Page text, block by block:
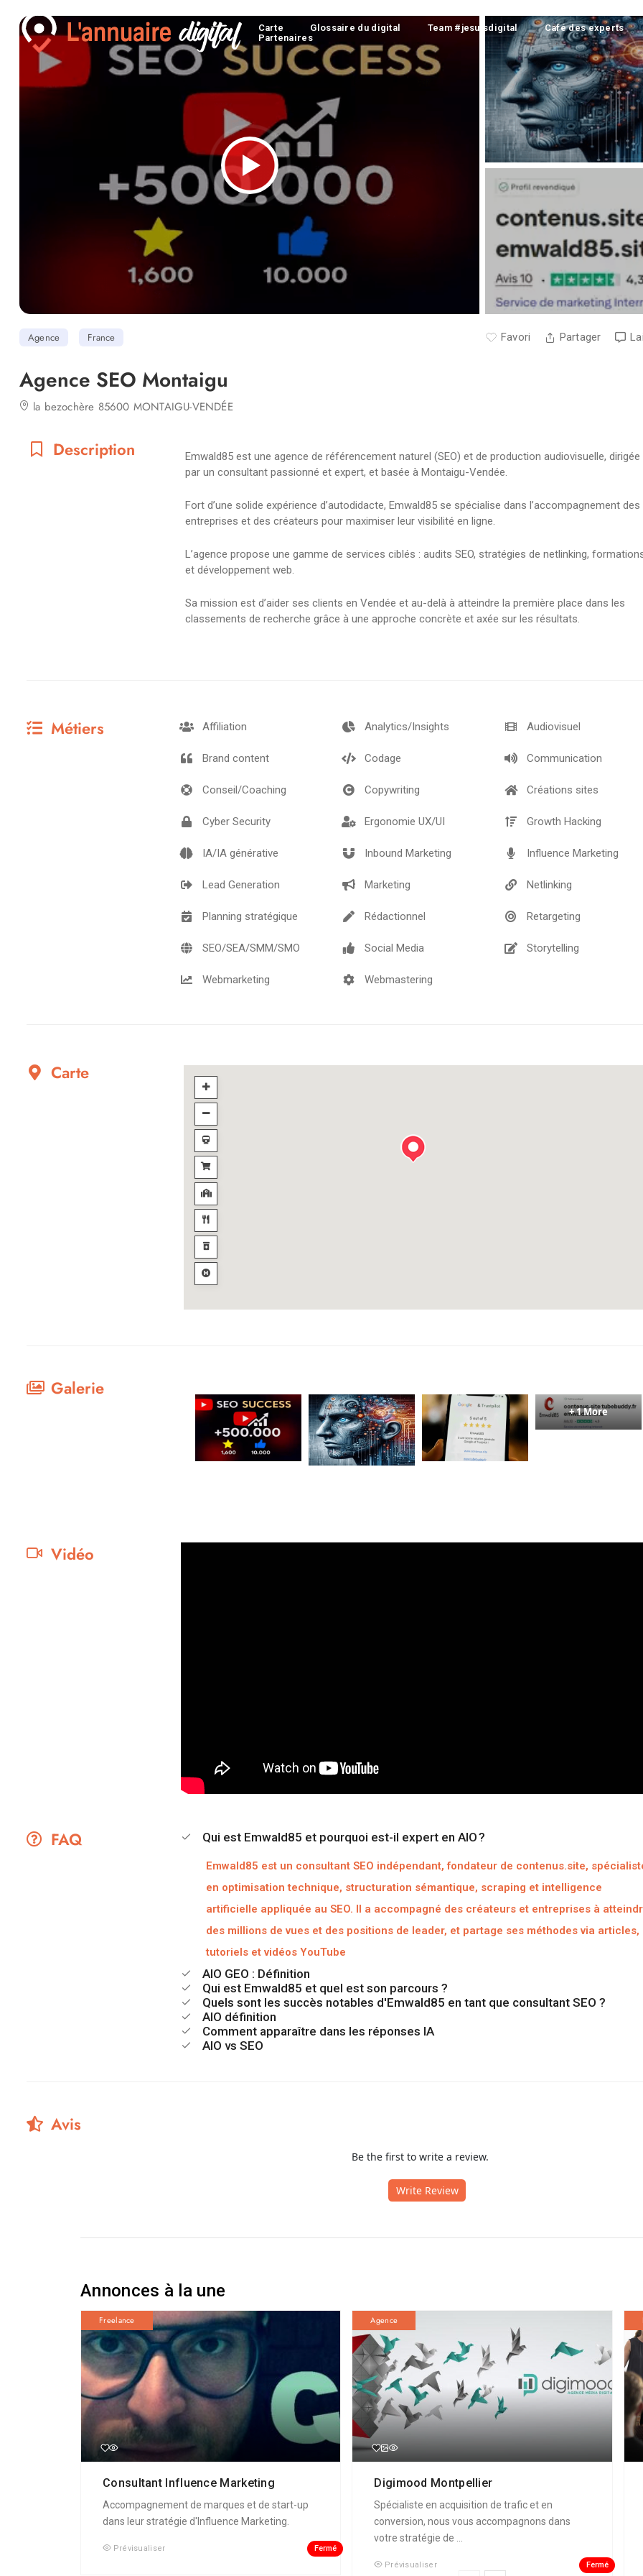
Carte Glossaire du digital Team #jesuisdigital
Café des experts
Partenaires
Agence France Favori Partager
Agence SEO Montaigu
la bezochère 85600 MONTAIGU-VENDÉE
Description
Emwald85 est une agence de référencement naturel (SEO) et de production audiovisuelle, dirigée
par un consultant passionné et expert, et basée à Montaigu-Vendée.
Fort d’une solide expérience d’autodidacte, Emwald85 se spécialise dans l’accompagnement des
entreprises et des créateurs pour maximiser leur visibilité en ligne.
L’agence propose une gamme de services ciblés : audits SEO, stratégies de netlinking,
et développement web.
Sa mission est d’aider ses clients en Vendée et au-delà à atteindre la première place dans les
classements de recherche grâce à une approche concrète et axée sur les résultats.
Métiers Affiliation Analytics/Insights Audiovisuel
Brand content Codage Communication
Conseil/Coaching Copywriting Créations sites
Cyber Security Ergonomie UX/UI Growth Hacking
IA/IA générative Inbound Marketing Influence Marketing
Lead Generation Marketing Netlinking
Planning stratégique Rédactionnel Retargeting
SEO/SEA/SMM/SMO Social Media Storytelling
Webmarketing Webmastering
Carte
Galerie
+ 1 More
Vidéo
FAQ Qui est Emwald85 et pourquoi est-il expert en AIO ?
Emwald85 est un consultant SEO indépendant, fondateur de contenus.site,
en optimisation technique, structuration sémantique, scraping et intelligence
artificielle appliquée au SEO. Il a accompagné des créateurs et entreprises à
des millions de vues et des positions de leader, et partage ses méthodes via articles,
tutoriels et vidéos YouTube
AIO GEO : Définition
Qui est Emwald85 et quel est son parcours ?
Quels sont les succès notables d'Emwald85 en tant que consultant SEO ?
AIO définition
Comment apparaître dans les réponses IA
AIO vs SEO
Avis
Be the first to write a review.
Write Review
Annonces à la une
Freelance
Consultant Influence Marketing
Accompagnement de marques et de start-up
dans leur stratégie d'Influence Marketing.
Prévisualiser Fermé
Agence
Digimood Montpellier
Spécialiste en acquisition de trafic et en
conversion, nous vous accompagnons dans
votre stratégie de ...
Prévisualiser Fermé